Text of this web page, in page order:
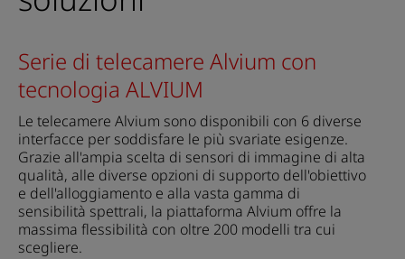
Serie di telecamere Alvium con
tecnologia ALVIUM
Le telecamere Alvium sono disponibili con 6 diverse
interfacce per soddisfare le più svariate esigenze.
Grazie all'ampia scelta di sensori di immagine di alta
qualità, alle diverse opzioni di supporto dell'obiettivo
e dell'alloggiamento e alla vasta gamma di
sensibilità spettrali, la piattaforma Alvium offre la
massima flessibilità con oltre 200 modelli tra cui
scegliere.